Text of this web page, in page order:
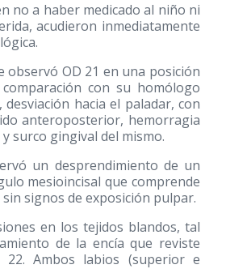
no a haber medicado al niño ni
acudieron inmediatamente
observó OD 21 en una posición
con su homólogo
hacia el paladar, con
anteroposterior, hemorragia
surco gingival del mismo.
un desprendimiento de un
mesioincisal que comprende
signos de exposición pulpar.
en los tejidos blandos, tal
de la encía que reviste
Ambos labios (superior e